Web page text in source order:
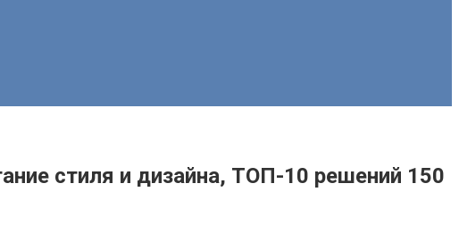
стиля и дизайна, ТОП-10 решений 150